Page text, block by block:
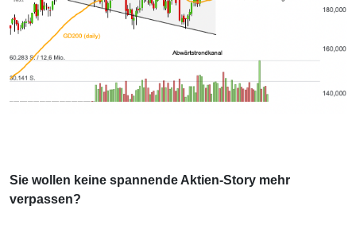
Sie wollen keine spannende Aktien-Story mehr
verpassen?